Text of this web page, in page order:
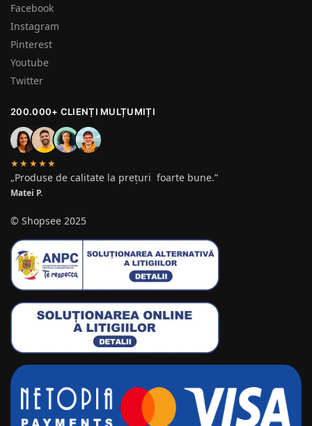
Facebook
Instagram
Pinterest
Youtube
Twitter
200.000+ CLIENȚI MULȚUMIȚI
★★★★★
„Produse de calitate la prețuri foarte bune.”
Matei P.
© Shopsee 2025